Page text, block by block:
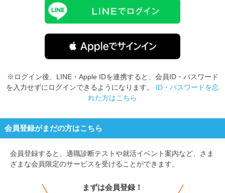
※ログイン後、LINE・Apple IDを連携すると、会員ID・パスワード
を入力せずにログインできるようになります。 ID・パスワードを忘
れた方はこちら
会員登録がまだの方はこちら
会員登録すると、 適職診断テストや就活イベント案内など、さま
ざまな会員限定のサービスを受けることができます。
まずは会員登録！